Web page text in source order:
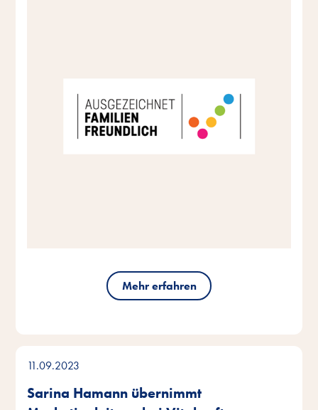
Mehr erfahren
11.09.2023
Sarina Hamann übernimmt